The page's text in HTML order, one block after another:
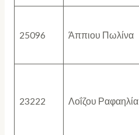
25096 Άππιου Πωλίνα
23222 Λοΐζου Ραφαηλία